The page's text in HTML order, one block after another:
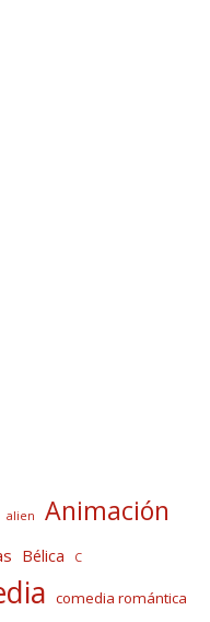
alien Animación
Bélica C
comedia romántica